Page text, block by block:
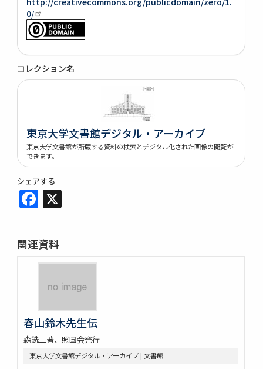
0/
コレクション名
東京大学文書館デジタル・アーカイブ
東京大学文書館が所蔵する資料の検索とデジタル化された画像の閲覧が
できます。
シェアする
Facebook
関連資料
春山鈴木先生伝
森銑三著、照国会発行
東京大学文書館デジタル・アーカイブ | 文書館